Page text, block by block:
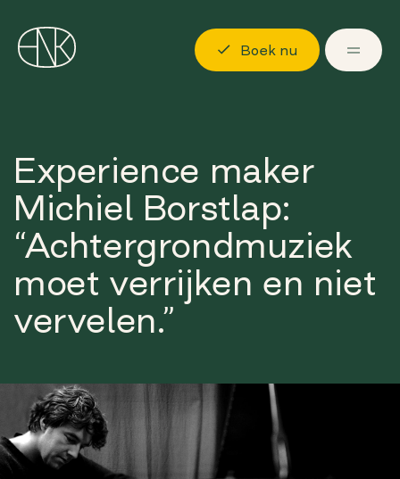
Locaties
Mogelijkheden
Over ons
Langskomen
Log in
Boek nu
Experience maker
Michiel Borstlap:
“Achtergrondmuziek
moet verrijken en niet
vervelen.”